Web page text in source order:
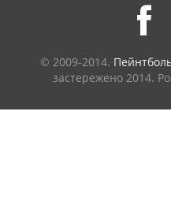
© 2009-2014.
застережено 2014.